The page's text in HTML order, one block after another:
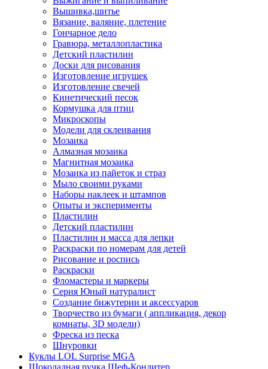
Вышивка,шитье
Вязание, валяние, плетение
Гончарное дело
Гравюра, металлопластика
Детский пластилин
Доски для рисования
Изготовление игрушек
Изготовление свечей
Кинетический песок
Кормушка для птиц
Микроскопы
Модели для склеивания
Мозаика
Алмазная мозаика
Магнитная мозаика
Мозаика из пайеток и страз
Мыло своими руками
Наборы наклеек и штампов
Опыты и эксперименты
Пластилин
Детский пластилин
Пластилин и масса для лепки
Раскраски по номерам для детей
Рисование и роспись
Раскраски
Фломастеры и маркеры
Серия Юный натуралист
Создание бижутерии и аксессуаров
Творчество из бумаги ( аппликация, декор
комнаты, 3D модели)
Фреска из песка
Шнуровки
Куклы LOL Surprise MGA
Шоколадная ручка Шеф-Кондитер